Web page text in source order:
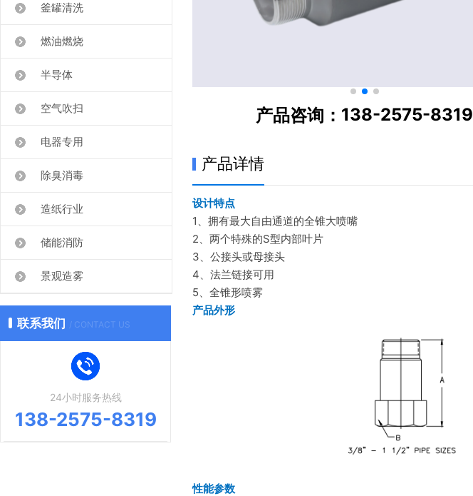
釜罐清洗
燃油燃烧
半导体
空气吹扫
电器专用
除臭消毒
造纸行业
储能消防
景观造雾
联系我们 / CONTACT US
24小时服务热线
138-2575-8319
产品咨询： 138-2575-8319
产品详情
设计特点
1、拥有最大自由通道的全锥大喷嘴
2、两个特殊的S型内部叶片
3、公接头或母接头
4、法兰链接可用
5、全锥形喷雾
产品外形
性能参数